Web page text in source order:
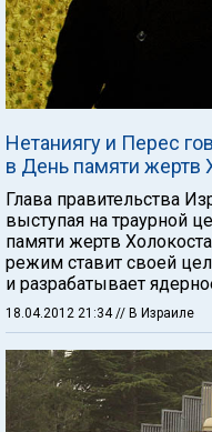
Нетаниягу и Перес
в День памяти жертв
Глава правительства
выступая на траурной
памяти жертв
режим ставит своей
и разрабатывает
18.04.2012 21:34// В Израиле